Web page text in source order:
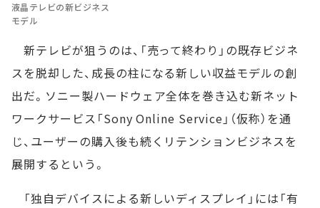
液晶テレビの新ビジネス
モデル
新テレビが狙うのは、「売って終わり」の既存ビジネ
スを脱却した、成長の柱になる新しい収益モデルの創
出だ。ソニー製ハードウェア全体を巻き込む新ネット
ワークサービス「Sony Online Service」（仮称）を通
じ、ユーザーの購入後も続くリテンションビジネスを
展開するという。
「独自デバイスによる新しいディスプレイ」には「有